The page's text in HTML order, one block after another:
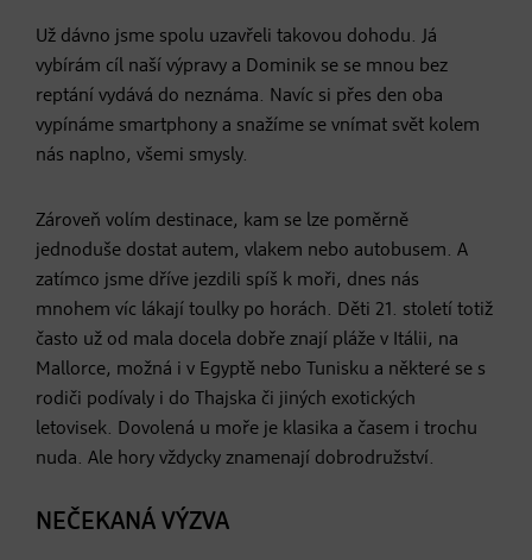
Už dávno jsme spolu uzavřeli takovou dohodu. Já
vybírám cíl naší výpravy a Dominik se se mnou bez
reptání vydává do neznáma. Navíc si přes den oba
vypínáme smartphony a snažíme se vnímat svět kolem
nás naplno, všemi smysly.
Zároveň volím destinace, kam se lze poměrně
jednoduše dostat autem, vlakem nebo autobusem. A
zatímco jsme dříve jezdili spíš k moři, dnes nás
mnohem víc lákají toulky po horách. Děti 21. století totiž
často už od mala docela dobře znají pláže v Itálii, na
Mallorce, možná i v Egyptě nebo Tunisku a některé se s
rodiči podívaly i do Thajska či jiných exotických
letovisek. Dovolená u moře je klasika a časem i trochu
nuda. Ale hory vždycky znamenají dobrodružství.
NEČEKANÁ VÝZVA